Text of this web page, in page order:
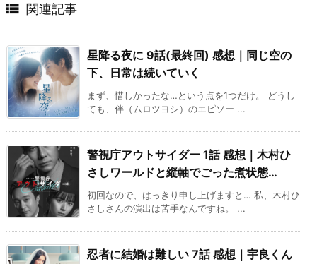
 関連記事
星降る夜に 9話(最終回) 感想｜同じ空の
下、日常は続いていく
まず、惜しかったな…という点を1つだけ。 どうし
ても、伴（ムロツヨシ）のエピソー ...
警視庁アウトサイダー 1話 感想｜木村ひ
さしワールドと縦軸でごった煮状態…
初回なので、はっきり申し上げますと… 私、木村ひ
さしさんの演出は苦手なんですね。 ...
忍者に結婚は難しい 7話 感想｜宇良くん